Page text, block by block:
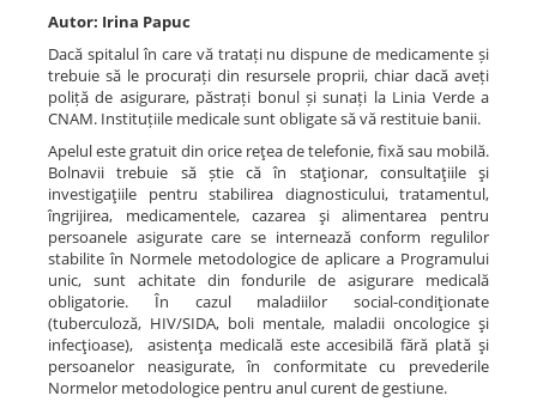
Autor: Irina Papuc
Dacă spitalul în care vă tratați nu dispune de medicamente și
trebuie să le procurați din resursele proprii, chiar dacă aveți
poliță de asigurare, păstrați bonul și sunați la Linia Verde a
CNAM. Instituțiile medicale sunt obligate să vă restituie banii.
Apelul este gratuit din orice reţea de telefonie, fixă sau mobilă.
Bolnavii trebuie să știe că în staţionar, consultaţiile şi
investigaţiile pentru stabilirea diagnosticului, tratamentul,
îngrijirea, medicamentele, cazarea şi alimentarea pentru
persoanele asigurate care se internează conform regulilor
stabilite în Normele metodologice de aplicare a Programului
unic, sunt achitate din fondurile de asigurare medicală
obligatorie. În cazul maladiilor social-condiţionate
(tuberculoză, HIV/SIDA, boli mentale, maladii oncologice şi
infecţioase), asistenţa medicală este accesibilă fără plată şi
persoanelor neasigurate, în conformitate cu prevederile
Normelor metodologice pentru anul curent de gestiune.